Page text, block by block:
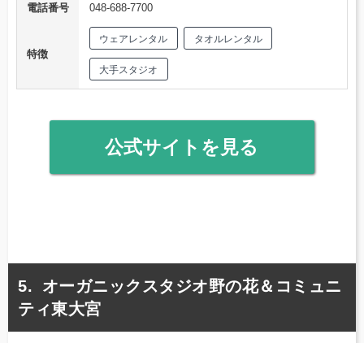
電話番号
048-688-7700
特徴
ウェアレンタル タオルレンタル
大手スタジオ
公式サイトを見る
オーガニックスタジオ野の花＆コミュニ
ティ東大宮